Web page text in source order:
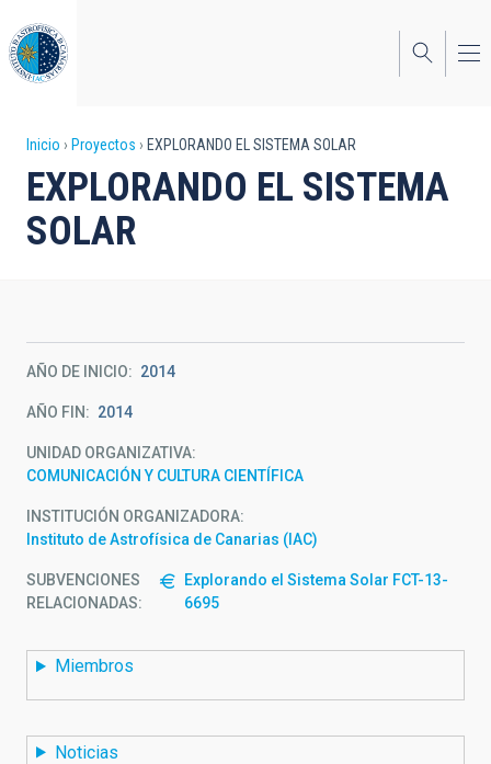
al
contenido
principal
Sobrescribir
enlaces
de
la
navegación
Inicio Proyectos EXPLORANDO EL SISTEMA SOLAR
EXPLORANDO EL SISTEMA
SOLAR
AÑO DE INICIO 2014
AÑO FIN 2014
UNIDAD ORGANIZATIVA
COMUNICACIÓN Y CULTURA CIENTÍFICA
INSTITUCIÓN ORGANIZADORA
Instituto de Astrofísica de Canarias (IAC)
SUBVENCIONES
RELACIONADAS:
Explorando el Sistema Solar FCT-13-
6695
Miembros
Noticias